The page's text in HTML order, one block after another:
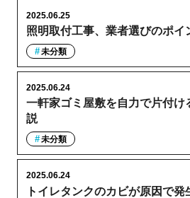
照明取付工事、業者選びのポイ
2025.06.25
未分類
一軒家ゴミ屋敷を自力で片付け
説
2025.06.24
未分類
トイレタンクのカビが原因で発
2025.06.24